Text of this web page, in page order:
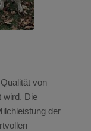
von
wird. Die
der